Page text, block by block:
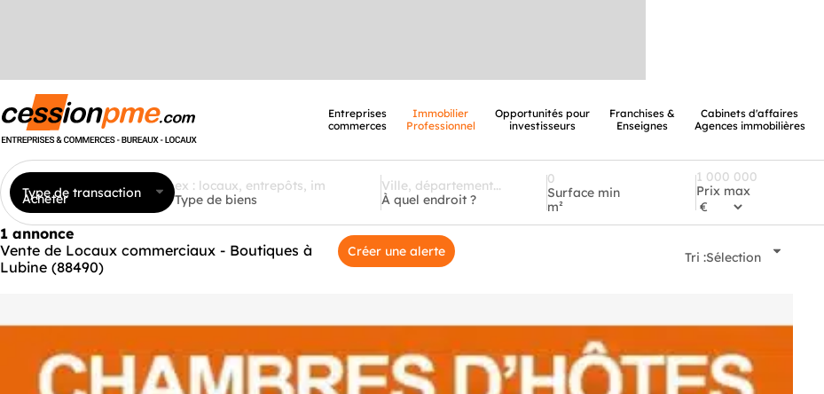
Entreprises
commerces
Immobilier
Professionnel
Opportunités pour
investisseurs
Franchises &
Enseignes
Cabinets d'affaires
Agences immobilières
Type de transaction
Acheter Type de biens À quel endroit ?
Surface min
m²
Prix max
1 annonce
Vente de Locaux commerciaux - Boutiques à
Lubine (88490)
Créer une alerte Tri :Sélection